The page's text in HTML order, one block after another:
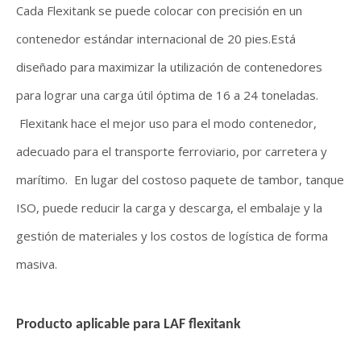
Cada Flexitank se puede colocar con precisión en un
contenedor estándar internacional de 20 pies.Está
diseñado para maximizar la utilización de contenedores
para lograr una carga útil óptima de 16 a 24 toneladas.
Flexitank hace el mejor uso para el modo contenedor,
adecuado para el transporte ferroviario, por carretera y
marítimo. En lugar del costoso paquete de tambor, tanque
ISO, puede reducir la carga y descarga, el embalaje y la
gestión de materiales y los costos de logística de forma
masiva.
Producto aplicable para LAF flexitank